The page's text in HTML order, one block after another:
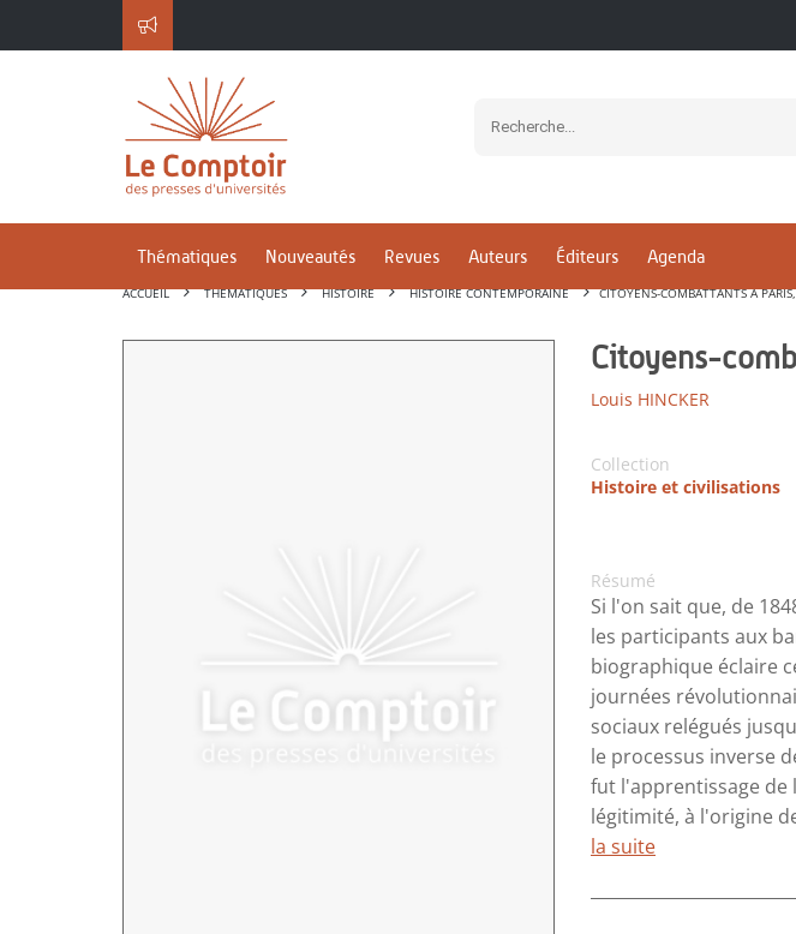
Thématiques Nouveautés Revues Auteurs Éditeurs Agenda
ACCUEIL THÉMATIQUES HISTOIRE HISTOIRE CONTEMPORAINE CITOYENS-COMBATTANTS À
Citoyens-
Louis HINCKER
Collection
Histoire et civilisations
Résumé
Si l'on sait que, de
les participants aux
biographique éclaire
journées
sociaux relégués
le processus inverse
fut l'apprentissage de
légitimité, à l'origine
la suite